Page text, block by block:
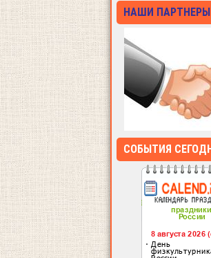
НАШИ ПАРТНЕРЫ
СОБЫТИЯ